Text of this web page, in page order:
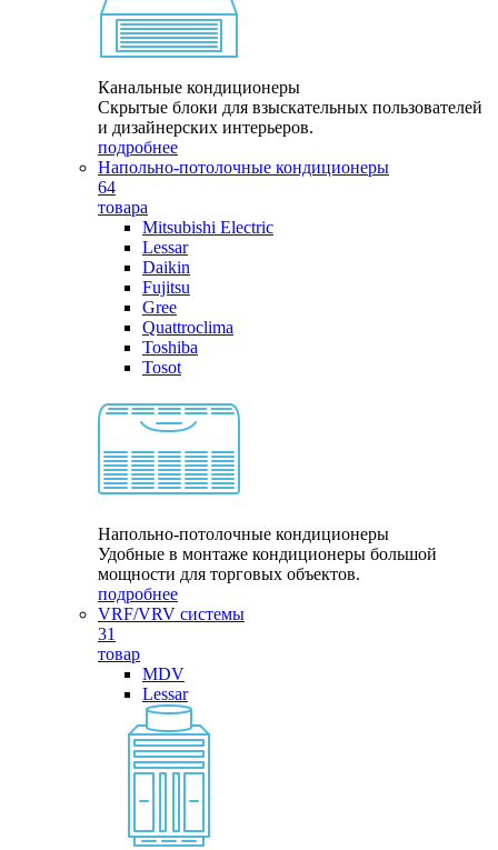
Канальные кондиционеры
Скрытые блоки для взыскательных пользователей
и дизайнерских интерьеров.
подробнее
Напольно-потолочные кондиционеры
64
товара
Mitsubishi Electric
Lessar
Daikin
Fujitsu
Gree
Quattroclima
Toshiba
Tosot
Напольно-потолочные кондиционеры
Удобные в монтаже кондиционеры большой
мощности для торговых объектов.
подробнее
VRF/VRV системы
31
товар
MDV
Lessar